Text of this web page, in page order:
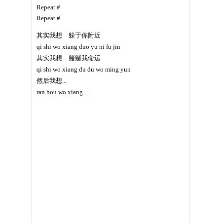
Repeat #
Repeat #
其实我想 躲于你附近
qi shi wo xiang duo yu ni fu jin
其实我想 赌赌我命运
qi shi wo xiang du du wo ming yun
然后我想...
ran hou wo xiang ...